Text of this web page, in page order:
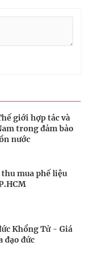
giới hợp tác và
trong đảm bảo
nước
mua phế liệu
Khổng Tử - Giá
đạo đức